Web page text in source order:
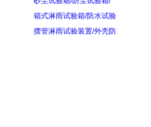
箱式淋雨试验箱/防水试验
摆管淋雨试验装置/外壳防